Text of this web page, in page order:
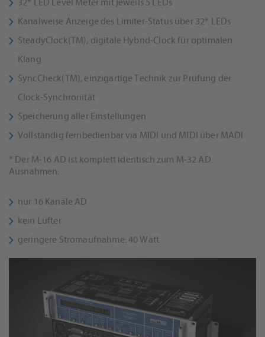
32* LED Level Meter mit jeweils 5 LEDs
Kanalweise Anzeige des Limiter-Status über 32* LEDs
SteadyClock(TM), digitale Hybrid-Clock für optimalen
Klang
SyncCheck(TM), einzigartige Technik zur Prüfung der
Clock-Synchronität
Speicherung aller Einstellungen
Vollständig fernbedienbar via MIDI und MIDI über MADI
* Der M-16 AD ist komplett identisch zum M-32 AD.
Ausnahmen:
nur 16 Kanäle AD
kein Lüfter
geringere Stromaufnahme: 40 Watt